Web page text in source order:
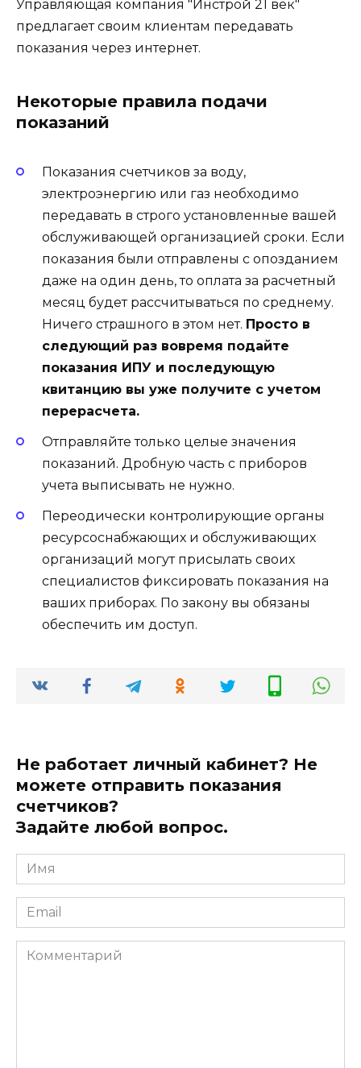
Управляющая компания "Инстрой 21 век"
предлагает своим клиентам передавать
показания через интернет.
Некоторые правила подачи
показаний
Показания счетчиков за воду,
электроэнергию или газ необходимо
передавать в строго установленные вашей
обслуживающей организацией сроки. Если
показания были отправлены с опозданием
даже на один день, то оплата за расчетный
месяц будет рассчитываться по среднему.
Ничего страшного в этом нет. Просто в
следующий раз вовремя подайте
показания ИПУ и последующую
квитанцию вы уже получите с учетом
перерасчета.
Отправляйте только целые значения
показаний. Дробную часть с приборов
учета выписывать не нужно.
Переодически контролирующие органы
ресурсоснабжающих и обслуживающих
организаций могут присылать своих
специалистов фиксировать показания на
ваших приборах. По закону вы обязаны
обеспечить им доступ.
Не работает личный кабинет? Не
можете отправить показания
счетчиков?
Задайте любой вопрос.
Имя
*
Email
*
Комментарий